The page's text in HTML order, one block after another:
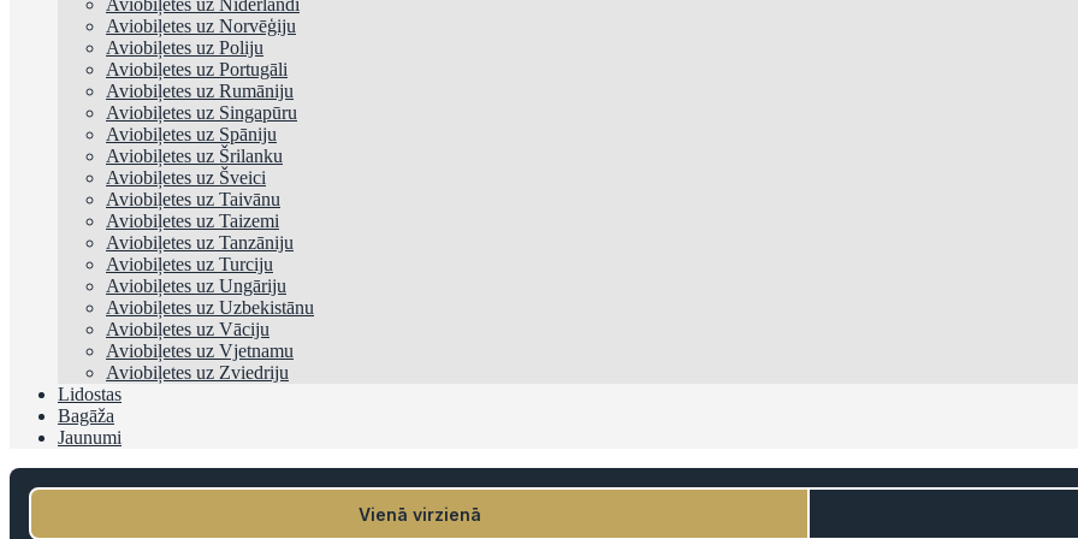
Aviobiļetes uz Nīderlandi
Aviobiļetes uz Norvēģiju
Aviobiļetes uz Poliju
Aviobiļetes uz Portugāli
Aviobiļetes uz Rumāniju
Aviobiļetes uz Singapūru
Aviobiļetes uz Spāniju
Aviobiļetes uz Šrilanku
Aviobiļetes uz Šveici
Aviobiļetes uz Taivānu
Aviobiļetes uz Taizemi
Aviobiļetes uz Tanzāniju
Aviobiļetes uz Turciju
Aviobiļetes uz Ungāriju
Aviobiļetes uz Uzbekistānu
Aviobiļetes uz Vāciju
Aviobiļetes uz Vjetnamu
Aviobiļetes uz Zviedriju
Lidostas
Bagāža
Jaunumi
Vienā virzienā